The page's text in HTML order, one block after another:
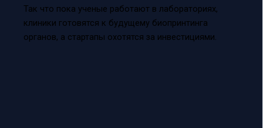
Так что пока ученые работают в лабораториях,
клиники готовятся к будущему биопринтинга
органов, а стартапы охотятся за инвестициями.